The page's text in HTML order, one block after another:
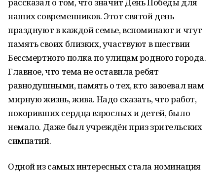
наших современников. Этот святой день
празднуют в каждой семье, вспоминают и чтут
память своих близких, участвуют в шествии
Бессмертного полка по улицам родного города.
Главное, что тема не оставила ребят
равнодушными, память о тех, кто завоевал нам
мирную жизнь, жива. Надо сказать, что работ,
покоривших сердца взрослых и детей, было
немало. Даже был учреждён приз зрительских
симпатий.
Одной из самых интересных стала номинация